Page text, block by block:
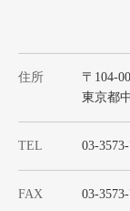
住所
〒104-
東京都
TEL 03-
FAX 03-